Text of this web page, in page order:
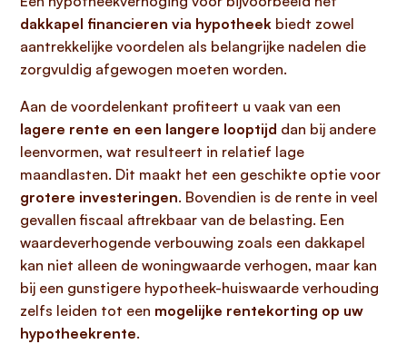
dakkapel financieren via hypotheek biedt zowel
aantrekkelijke voordelen als belangrijke nadelen die
zorgvuldig afgewogen moeten worden.
Aan de voordelenkant profiteert u vaak van een
lagere rente en een langere looptijd dan bij andere
leenvormen, wat resulteert in relatief lage
maandlasten. Dit maakt het een geschikte optie voor
grotere investeringen. Bovendien is de rente in veel
gevallen fiscaal aftrekbaar van de belasting. Een
waardeverhogende verbouwing zoals een dakkapel
kan niet alleen de woningwaarde verhogen, maar kan
bij een gunstigere hypotheek-huiswaarde verhouding
zelfs leiden tot een mogelijke rentekorting op uw
hypotheekrente.